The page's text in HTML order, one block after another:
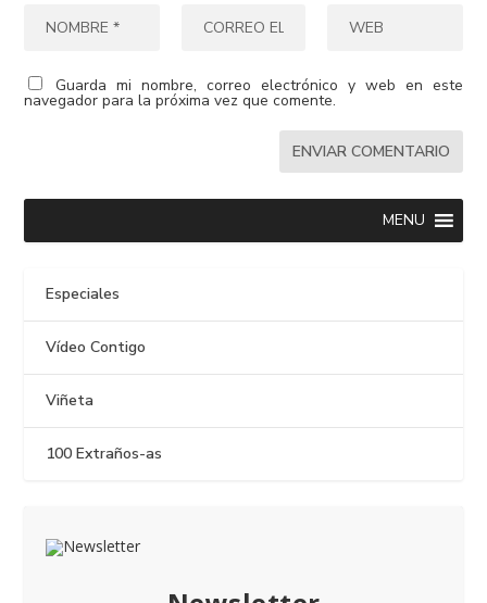
Guarda mi nombre, correo electrónico y web en este
navegador para la próxima vez que comente.
MENU
Especiales
Vídeo Contigo
Viñeta
100 Extraños-as